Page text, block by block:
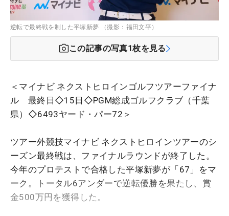
逆転で最終戦を制した平塚新夢 （撮影：福田文平）
この記事の写真1枚を見る
＜マイナビ ネクストヒロインゴルフツアーファイナ
ル 最終日◇15日◇PGM総成ゴルフクラブ（千葉
県）◇6493ヤード・パー72＞
ツアー外競技マイナビ ネクストヒロインツアーのシ
ーズン最終戦は、ファイナルラウンドが終了した。
今年のプロテストで合格した平塚新夢が「67」をマ
ーク。トータル6アンダーで逆転優勝を果たし、賞
金500万円を獲得した。